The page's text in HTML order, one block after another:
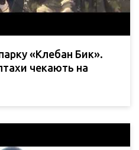
«Клебан Бик».
чекають на